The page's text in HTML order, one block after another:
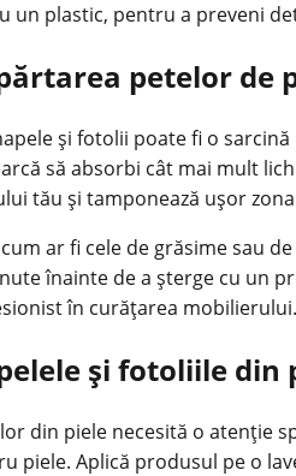
un plastic, pentru a preveni
petelor de
și fotolii poate fi o
să absorbi cât mai mult
tău și tamponează ușor
ar fi cele de grăsime sau
înainte de a șterge cu un
în curățarea mobilierului.
și fotoliile din
din piele necesită o atenție
piele. Aplică produsul pe o